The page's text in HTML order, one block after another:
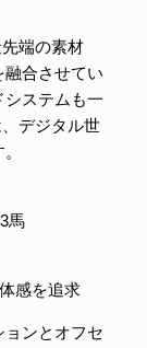
端の素材
融合させてい
システムも一
デジタル世
馬
感を追求
ンとオフセ